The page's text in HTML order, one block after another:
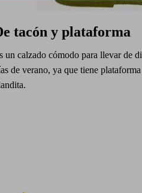
tacón y plataforma
un calzado cómodo para llevar de
de verano, ya que tiene